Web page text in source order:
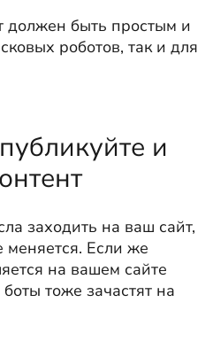
должен быть простым и
роботов, так и для
и
заходить на ваш сайт,
меняется. Если же
на вашем сайте
тоже зачастят на